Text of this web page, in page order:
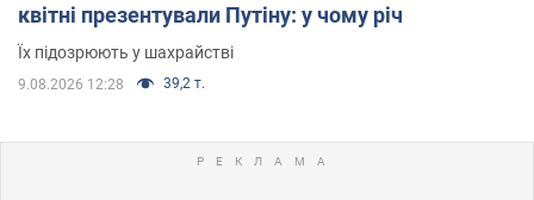
квітні презентували Путіну: у чому річ
Їх підозрюють у шахрайстві
9.08.2026 12:28 39,2 т.